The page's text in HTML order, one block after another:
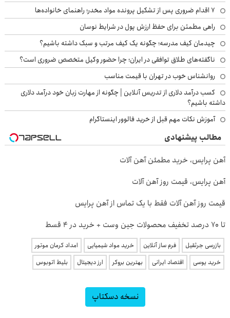
۷ اقدام ضروری پس از تشکیل پرونده مواد مخدر؛ راهنمای خانواده‌ها
راهی مطمئن برای حفظ ارزش پول در شرایط نوسان
چیدمان کیف مدرسه؛ چگونه یک کیف مرتب و سبک داشته باشیم؟
ناگفته‌های طلاق توافقی در ایران؛ چرا حضور وکیل متخصص ضروری است؟
روانشناس خوب در تهران با قیمت مناسب
کسب درآمد دلاری از تدریس آنلاین | چگونه از مهارت زبان خود درآمد دلاری
داشته باشیم؟
آموزش نکات مهم قبل از خرید فالوور اینستاگرام
مطالب پیشنهادی
آهن پرایس، خرید مطمئن آهن آلات
آهن پرایس، قیمت روز آهن آلات
قیمت روز آهن آلات فقط با یک تماس از آهن پرایس
تا 70 درصد تخفیف محصولات جین وست + خرید در 4 قسط
بازرسی جرثقیل فرم ساز آنلاین خرید مواد شیمیایی
امداد کرمان موتور
خرید یوسی
اقتصاد ایرانی بهترین بروکر ارز دیجیتال بلیط اتوبوس
نسخه دسکتاپ